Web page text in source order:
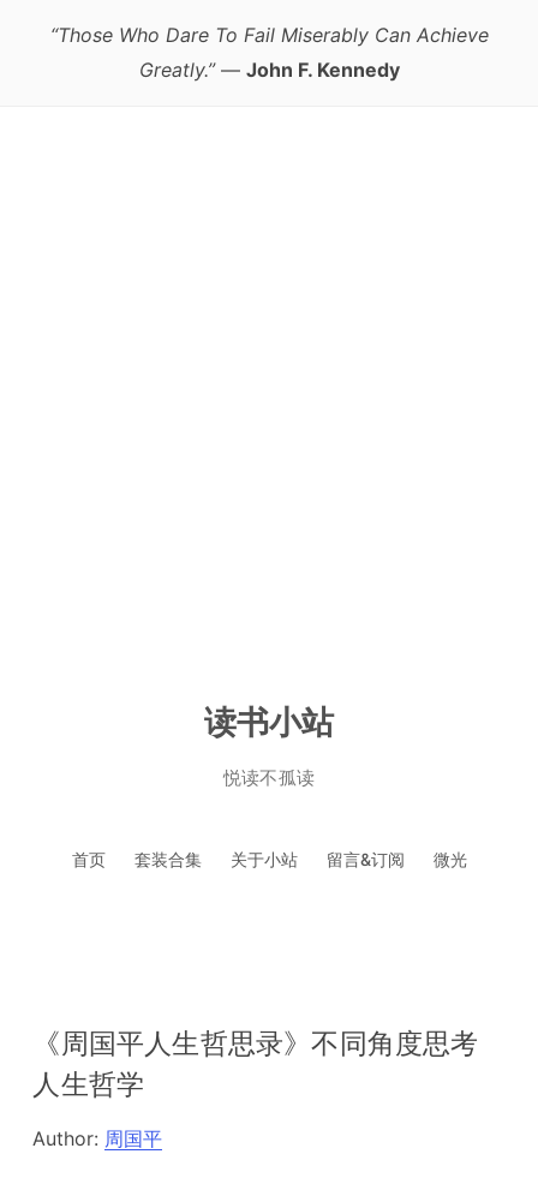
“Those Who Dare To Fail Miserably Can Achieve
Greatly.”— John F. Kennedy
读书小站
悦读不孤读
首页 套装合集 关于小站 留言&订阅 微光
《周国平人生哲思录》不同角度思考
人生哲学
Author: 周国平